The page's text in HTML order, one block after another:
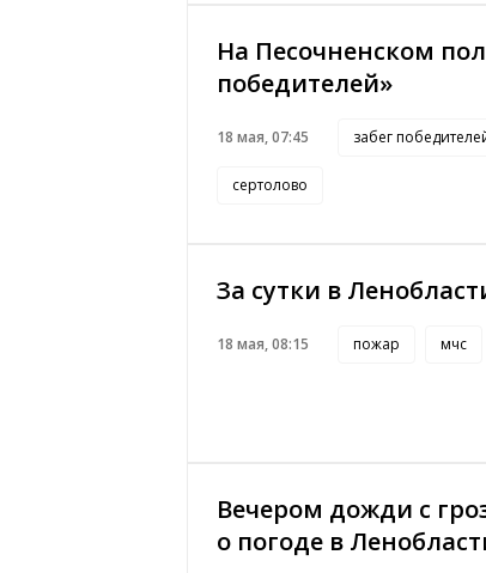
На Песочненском
победителей»
18 мая, 07:45 забег
сертолово
За сутки в
18 мая, 08:15 пожар мчс
Вечером дожди с
о погоде в